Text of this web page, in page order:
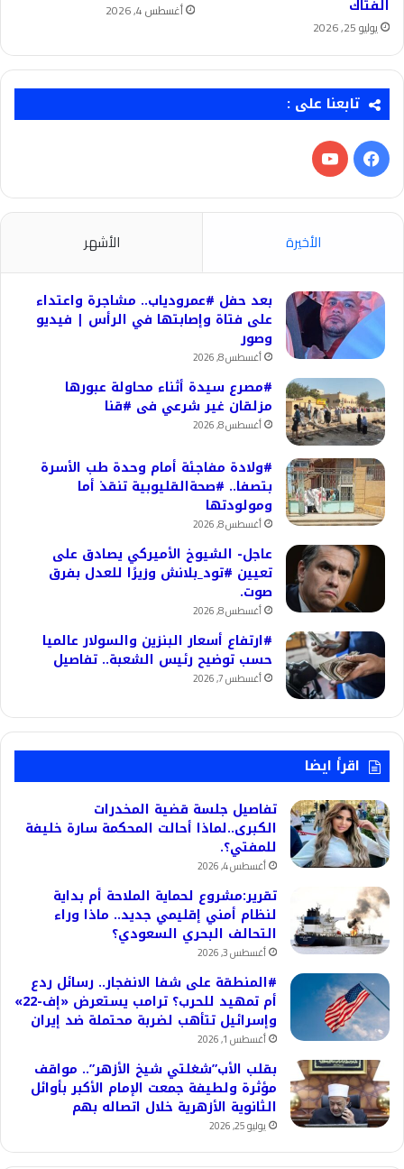
الفتاك
يوليو 25, 2026
أغسطس 4, 2026
تابعنا على :
فيسبوك‫YouTube
الأخيرة الأشهر
بعد حفل #عمرودياب.. مشاجرة واعتداء
على فتاة وإصابتها في الرأس | فيديو
وصور
أغسطس 8, 2026
#مصرع سيدة أثناء محاولة عبورها
مزلقان غير شرعي فى #قنا
أغسطس 8, 2026
#ولادة مفاجئة أمام وحدة طب الأسرة
بتصفا.. #صحةالقليوبية تنقذ أما
ومولودتها
أغسطس 8, 2026
عاجل- الشيوخ الأميركي يصادق على
تعيين #تود_بلانش وزيرًا للعدل بفرق
صوت.
أغسطس 8, 2026
#ارتفاع أسعار البنزين والسولار عالميا
حسب توضيح رئيس الشعبة.. تفاصيل
أغسطس 7, 2026
اقرأ ايضا
تفاصيل جلسة قضية المخدرات
الكبرى..لماذا أحالت المحكمة سارة خليفة
للمفتي؟.
أغسطس 4, 2026
تقرير:مشروع لحماية الملاحة أم بداية
لنظام أمني إقليمي جديد.. ماذا وراء
التحالف البحري السعودي؟
أغسطس 3, 2026
#المنطقة على شفا الانفجار.. رسائل ردع
أم تمهيد للحرب؟ ترامب يستعرض «إف-22»
وإسرائيل تتأهب لضربة محتملة ضد إيران
أغسطس 1, 2026
بقلب الأب”شغلتي شيخ الأزهر”.. مواقف
مؤثرة ولطيفة جمعت الإمام الأكبر بأوائل
الثانوية الأزهرية خلال اتصاله بهم
يوليو 25, 2026